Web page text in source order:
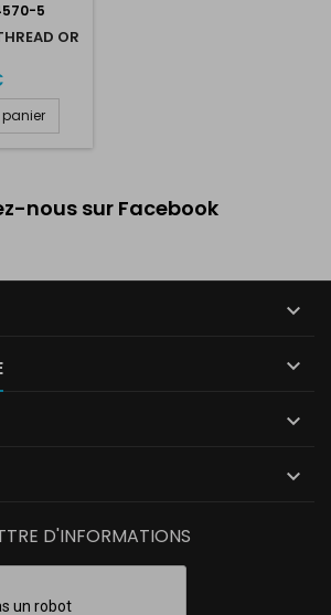
5
OR
nous sur Facebook




D'INFORMATIONS